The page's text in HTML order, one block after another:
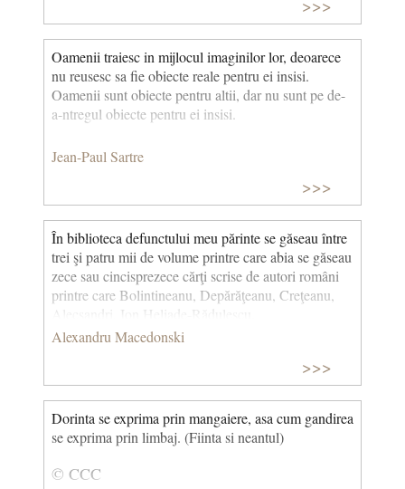
>>>
Oamenii traiesc in mijlocul imaginilor lor, deoarece
nu reusesc sa fie obiecte reale pentru ei insisi.
Oamenii sunt obiecte pentru altii, dar nu sunt pe de-
a-ntregul obiecte pentru ei insisi.
Jean-Paul Sartre
>>>
În biblioteca defunctului meu părinte se găseau între
trei şi patru mii de volume printre care abia se găseau
zece sau cincisprezece cărţi scrise de autori români
printre care Bolintineanu, Depărăţeanu, Creţeanu,
Alecsandri, Ion Heliade-Rădulescu.
Alexandru Macedonski
>>>
Dorinta se exprima prin mangaiere, asa cum gandirea
se exprima prin limbaj. (Fiinta si neantul)
© CCC